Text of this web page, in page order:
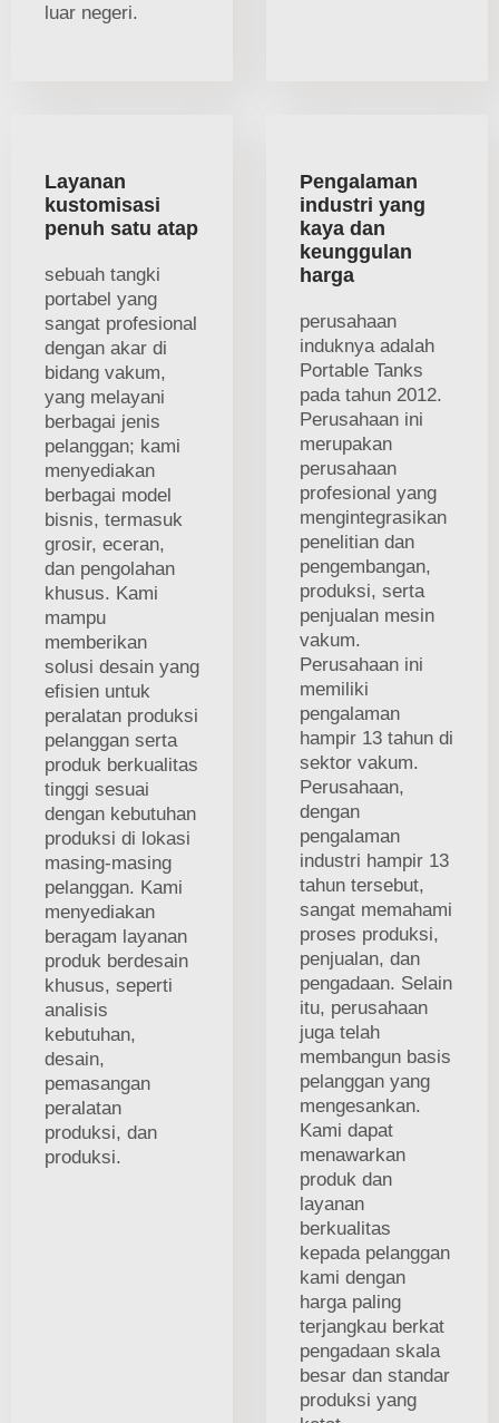
luar negeri.
Layanan
kustomisasi
penuh satu atap
sebuah tangki
portabel yang
sangat profesional
dengan akar di
bidang vakum,
yang melayani
berbagai jenis
pelanggan; kami
menyediakan
berbagai model
bisnis, termasuk
grosir, eceran,
dan pengolahan
khusus. Kami
mampu
memberikan
solusi desain yang
efisien untuk
peralatan produksi
pelanggan serta
produk berkualitas
tinggi sesuai
dengan kebutuhan
produksi di lokasi
masing-masing
pelanggan. Kami
menyediakan
beragam layanan
produk berdesain
khusus, seperti
analisis
kebutuhan,
desain,
pemasangan
peralatan
produksi, dan
produksi.
Pengalaman
industri yang
kaya dan
keunggulan
harga
perusahaan
induknya adalah
Portable Tanks
pada tahun 2012.
Perusahaan ini
merupakan
perusahaan
profesional yang
mengintegrasikan
penelitian dan
pengembangan,
produksi, serta
penjualan mesin
vakum.
Perusahaan ini
memiliki
pengalaman
hampir 13 tahun di
sektor vakum.
Perusahaan,
dengan
pengalaman
industri hampir 13
tahun tersebut,
sangat memahami
proses produksi,
penjualan, dan
pengadaan. Selain
itu, perusahaan
juga telah
membangun basis
pelanggan yang
mengesankan.
Kami dapat
menawarkan
produk dan
layanan
berkualitas
kepada pelanggan
kami dengan
harga paling
terjangkau berkat
pengadaan skala
besar dan standar
produksi yang